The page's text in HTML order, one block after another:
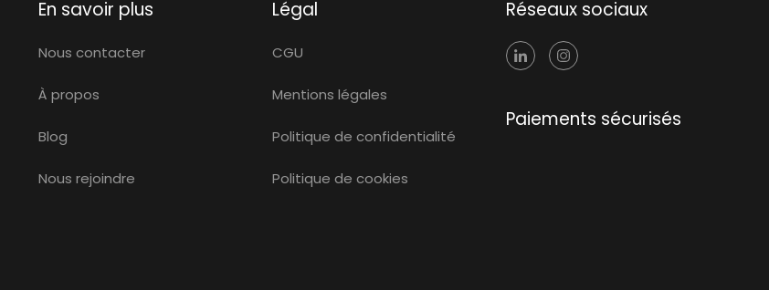
En savoir plus
Nous contacter
À propos
Blog
Nous rejoindre
Légal
CGU
Mentions légales
Politique de confidentialité
Politique de cookies
Réseaux sociaux
Paiements sécurisés